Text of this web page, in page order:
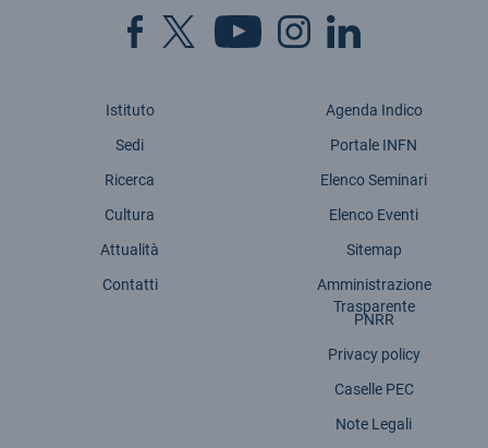
Istituto
Sedi
Ricerca
Cultura
Attualità
Contatti
Agenda Indico
Portale INFN
Elenco Seminari
Elenco Eventi
Sitemap
Amministrazione
Trasparente
PNRR
Privacy policy
Caselle PEC
Note Legali